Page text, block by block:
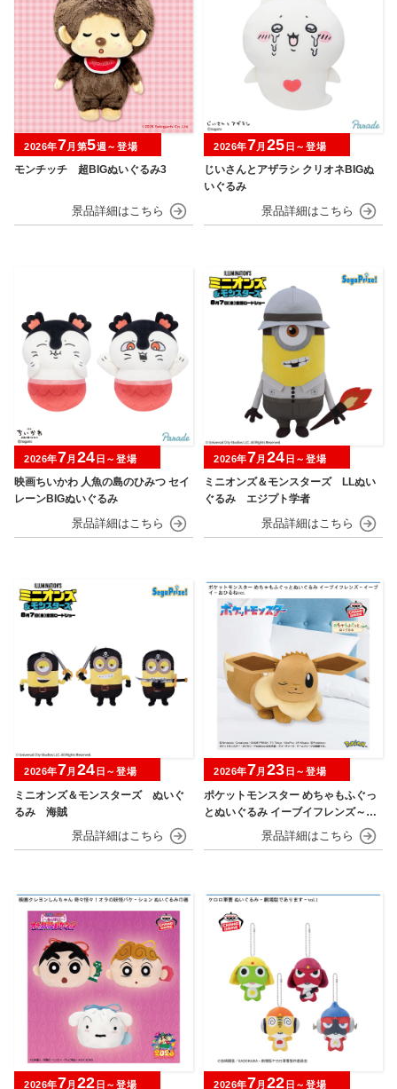
モンチッチ 超BIGぬいぐるみ3
2026年7月第5週～登場
じいさんとアザラシ クリオネBIGぬ
いぐるみ
2026年7月 25 日～登場
映画ちいかわ 人魚の島のひみつ セイ
レーンBIGぬいぐるみ
2026年7月 24 日～登場
ミニオンズ＆モンスターズ LLぬい
ぐるみ エジプト学者
2026年7月 24 日～登場
ミニオンズ＆モンスターズ ぬいぐ
るみ 海賊
2026年7月 24 日～登場
ポケットモンスター めちゃもふぐっ
とぬいぐるみ イーブイフレンズ～イ
ーブイ～おひるねver.
2026年7月 23 日～登場
2026年7月 22 日～登場 2026年7月 22 日～登場